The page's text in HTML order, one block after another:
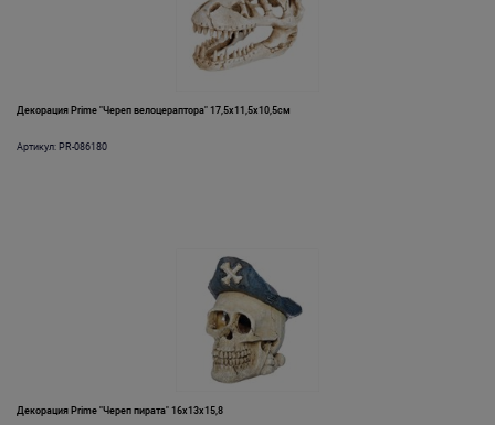
Декорация Prime "Череп велоцераптора" 17,5x11,5x10,5см
Артикул: PR-086180
Декорация Prime "Череп пирата" 16х13х15,8